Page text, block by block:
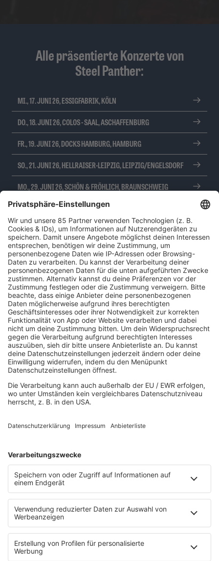
Alle präsentierte Konzerte von
Steel Panther:
MI., 17. JUNI 26, ESSIGFABRIK, KÖLN
DO., 18. JUNI 26, COLOS - SAAL, ASCHAFFENBURG
FR., 19. JUNI 26, DOCKS HAMBURG, HAMBURG
SO., 21. JUNI 26, HELLRAISER-LEIPZIG, LEIPZIG/ENGELSDORF
MO., 29. JUNI 26, SCHÖN & FRÖHLICH, BRAUNSCHWEIG
DO., 2. JULI 26, EVENTHALL-AIRPORT, REGENSBURG-
OBERTRAUBLING
MI., 8. JULI 26, LKA-LONGHORN, STUTTGART
SO., 12. JULI 26, FABRIK COESFELD, COESFELD
DI., 14. JULI 26, GARAGE, SAARBRÜCKEN
HOME
MUSIK
Playlist
Streams
Rocknews
Band-Alphabet
Rockfakten
Rockquiz
Videos
PROGRAMM
Sendungen
Moderatoren
Podcasts
Hells Bells
Musikwunsch